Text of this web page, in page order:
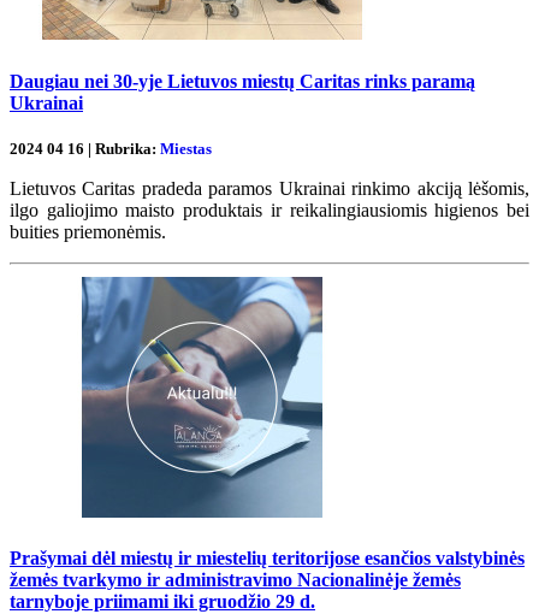
Daugiau nei 30-yje Lietuvos miestų Caritas rinks paramą
Ukrainai
2024 04 16 | Rubrika: Miestas
Lietuvos Caritas pradeda paramos Ukrainai rinkimo akciją lėšomis,
ilgo galiojimo maisto produktais ir reikalingiausiomis higienos bei
buities priemonėmis.
Prašymai dėl miestų ir miestelių teritorijose esančios valstybinės
žemės tvarkymo ir administravimo Nacionalinėje žemės
tarnyboje priimami iki gruodžio 29 d.